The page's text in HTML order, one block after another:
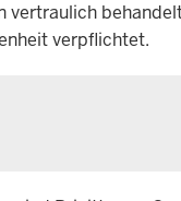
vertraulich
verpflichtet.